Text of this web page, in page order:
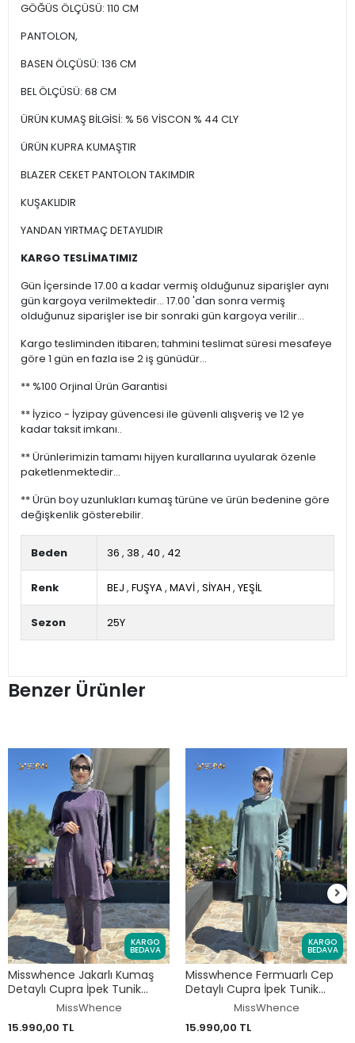
GÖĞÜS ÖLÇÜSÜ: 110 CM
PANTOLON,
BASEN ÖLÇÜSÜ: 136 CM
BEL ÖLÇÜSÜ: 68 CM
ÜRÜN KUMAŞ BİLGİSİ: % 56 VİSCON % 44 CLY
ÜRÜN KUPRA KUMAŞTIR
BLAZER CEKET PANTOLON TAKIMDIR
KUŞAKLIDIR
YANDAN YIRTMAÇ DETAYLIDIR
KARGO TESLİMATIMIZ
Gün İçersinde 17.00 a kadar vermiş olduğunuz siparişler aynı
gün kargoya verilmektedir... 17.00 'dan sonra vermiş
olduğunuz siparişler ise bir sonraki gün kargoya verilir...
Kargo tesliminden itibaren; tahmini teslimat süresi mesafeye
göre 1 gün en fazla ise 2 iş günüdür...
** %100 Orjinal Ürün Garantisi
** İyzico - İyzipay güvencesi ile güvenli alışveriş ve 12 ye
kadar taksit imkanı..
** Ürünlerimizin tamamı hijyen kurallarına uyularak özenle
paketlenmektedir...
** Ürün boy uzunlukları kumaş türüne ve ürün bedenine göre
değişkenlik gösterebilir.
Beden 36 , 38 , 40 , 42
Renk BEJ , FUŞYA, MAVİ, SİYAH , YEŞİL
Sezon 25Y
Benzer Ürünler
KARGO
BEDAVA
Misswhence Jakarlı Kumaş
Detaylı Cupra İpek Tunik
Pantolon Takım 39014
MissWhence
15.990,00 TL
KARGO
BEDAVA
Misswhence Fermuarlı Cep
Detaylı Cupra İpek Tunik
Pantolon Takım 39025
MissWhence
15.990,00 TL